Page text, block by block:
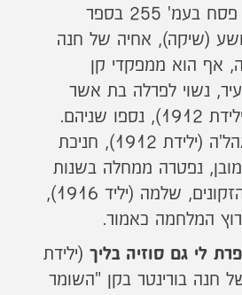
לראות תצלום של פסח בעמ' 255 בספר
(שיקה), אחיה של חנה
וכמוה, אף הוא ממפקדי קן
נשוי לפרלה בת אשר
ואיטה לבית בליי (ילידת 1912), נספו שניהם.
אחותם, פייגה/פייגהל'ה (ילידת 1912), חניכת
נפטרה ממחלה בשנות
העשרה שלה. בן הזקונים, שלמה (יליד 1916),
המלחמה כאמור.
לי גם סוזיה בליך (ילידת
של חנה בורינטר בקן "השומר